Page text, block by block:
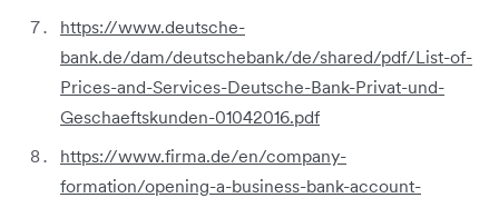
https://www.deutsche-
bank.de/dam/deutschebank/de/shared/pdf/List-of-
Prices-and-Services-Deutsche-Bank-Privat-und-
Geschaeftskunden-01042016.pdf
https://www.firma.de/en/company-
formation/opening-a-business-bank-account-